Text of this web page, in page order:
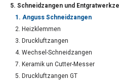
5. Schneidzangen und
1. Anguss Schneidzangen
2. Heizklemmen
3. Druckluftzangen
4. Wechsel-Schneidzangen
7. Keramik un Cutter-Messer
5. Druckluftzangen GT